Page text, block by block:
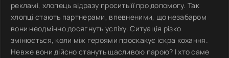
рекламі, хлопець відразу просить її про допомогу. Так
хлопці стають партнерами, впевненими, що незабаром
вони неодмінно досягнуть успіху. Ситуація різко
змінюється, коли між героями проскакує іскра кохання.
Невже вони дійсно стануть щасливою парою? І хто саме